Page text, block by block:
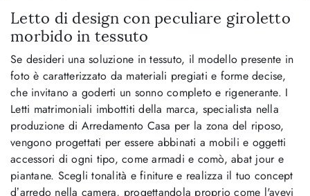
Letto di design con peculiare giroletto
morbido in tessuto
Se desideri una soluzione in tessuto, il modello presente in
foto è caratterizzato da materiali pregiati e forme decise,
che invitano a goderti un sonno completo e rigenerante. I
Letti matrimoniali imbottiti della marca, specialista nella
produzione di Arredamento Casa per la zona del riposo,
vengono progettati per essere abbinati a mobili e oggetti
accessori di ogni tipo, come armadi e comò, abat jour e
piantane. Scegli tonalità e finiture e realizza il tuo concept
d’arredo nella camera, progettandola proprio come l'avevi